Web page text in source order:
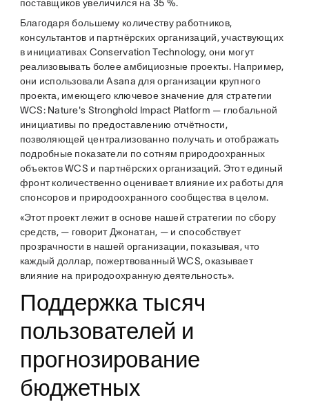
поставщиков увеличился на 35 %.
Благодаря большему количеству работников,
консультантов и партнёрских организаций, участвующих
в инициативах Conservation Technology, они могут
реализовывать более амбициозные проекты. Например,
они использовали Asana для организации крупного
проекта, имеющего ключевое значение для стратегии
WCS: Nature's Stronghold Impact Platform — глобальной
инициативы по предоставлению отчётности,
позволяющей централизованно получать и отображать
подробные показатели по сотням природоохранных
объектов WCS и партнёрских организаций. Этот единый
фронт количественно оценивает влияние их работы для
спонсоров и природоохранного сообщества в целом.
«Этот проект лежит в основе нашей стратегии по сбору
средств, — говорит Джонатан, — и способствует
прозрачности в нашей организации, показывая, что
каждый доллар, пожертвованный WCS, оказывает
влияние на природоохранную деятельность».
Поддержка тысяч
пользователей и
прогнозирование
бюджетных